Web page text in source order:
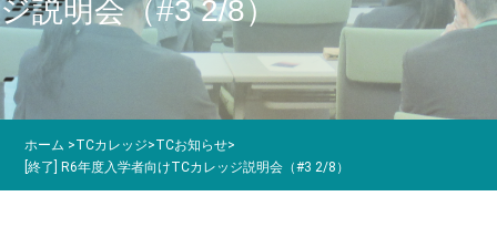
ホーム >TCカレッジ>TCお知らせ>
[終了] R6年度入学者向けTCカレッジ説明会（#3 2/8）
ジ説明会（#3 2/8）